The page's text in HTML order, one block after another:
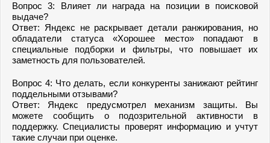
Вопрос 3: Влияет ли награда на позиции в поисковой
выдаче?
Ответ: Яндекс не раскрывает детали ранжирования, но
обладатели статуса «Хорошее место» попадают в
специальные подборки и фильтры, что повышает их
заметность для пользователей.
Вопрос 4: Что делать, если конкуренты занижают рейтинг
поддельными отзывами?
Ответ: Яндекс предусмотрел механизм защиты. Вы
можете сообщить о подозрительной активности в
поддержку. Специалисты проверят информацию и учтут
такие случаи при оценке.